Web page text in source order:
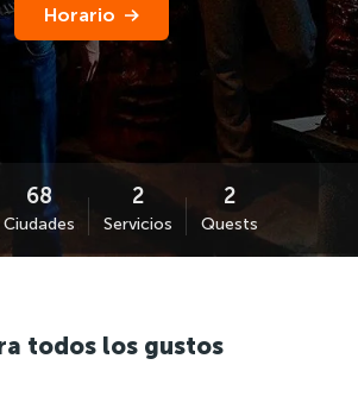
Horario
Ciudades Servicios Quests
todos los gustos